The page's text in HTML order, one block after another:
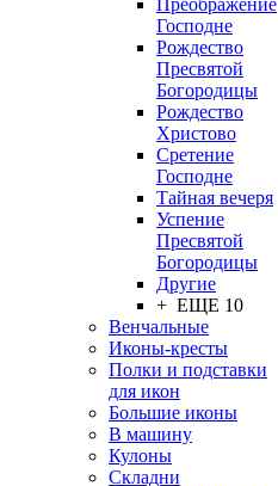
Преображение
Господне
Рождество
Пресвятой
Богородицы
Рождество
Христово
Сретение
Господне
Тайная вечеря
Успение
Пресвятой
Богородицы
Другие
+ ЕЩЕ 10
Венчальные
Иконы-кресты
Полки и подставки
для икон
Большие иконы
В машину
Кулоны
Складни